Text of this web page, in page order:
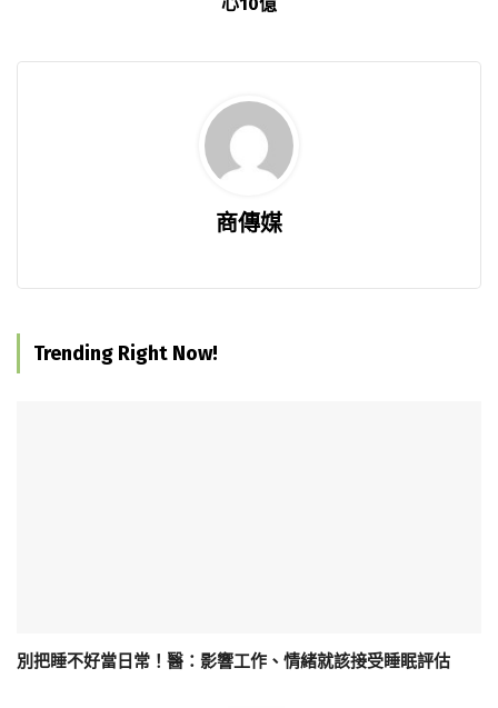
心10億
商傳媒
Trending Right Now!
別把睡不好當日常！醫：影響工作、情緒就該接受睡眠評估